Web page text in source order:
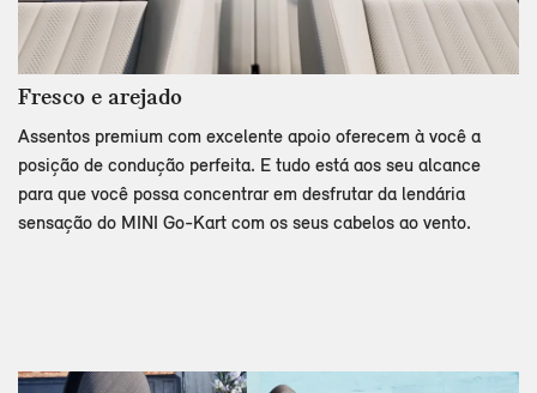
Fresco e arejado
Assentos premium com excelente apoio oferecem à você a
posição de condução perfeita. E tudo está aos seu alcance
para que você possa concentrar em desfrutar da lendária
sensação do MINI Go-Kart com os seus cabelos ao vento.